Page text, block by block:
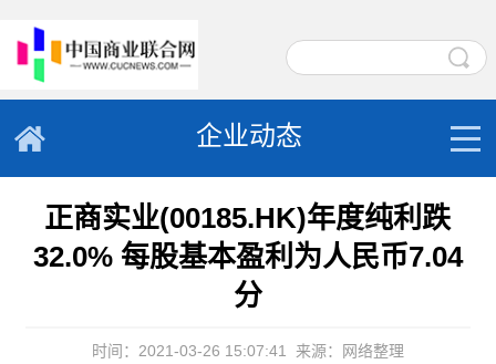
企业动态
正商实业(00185.HK)年度纯利跌
32.0% 每股基本盈利为人民币7.04
分
时间：2021-03-26 15:07:41 来源：网络整理